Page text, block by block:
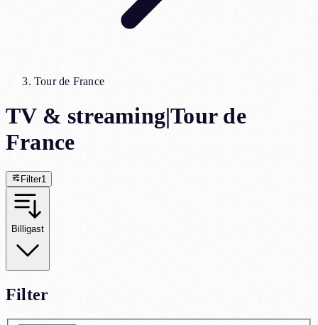
Tour de France
TV & streaming|Tour de
France
Filter1
Billigast
Filter